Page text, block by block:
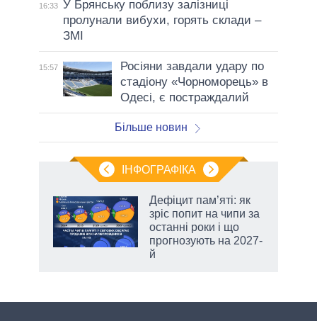
16:33 У Брянську поблизу залізниці
пролунали вибухи, горять склади –
ЗМІ
15:57
Росіяни завдали удару по
стадіону «Чорноморець» в
Одесі, є постраждалий
Більше новин
ІНФОГРАФІКА
Дефіцит пам’яті: як
зріс попит на чипи за
останні роки і що
прогнозують на 2027-
й